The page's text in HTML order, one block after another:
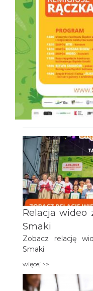
Relacja wideo
Smaki
Zobacz relację
Smaki
więcej >>